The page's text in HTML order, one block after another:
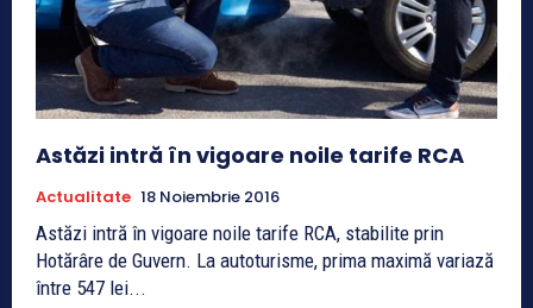
Astăzi intră în vigoare noile tarife RCA
Actualitate 18 Noiembrie 2016
Astăzi intră în vigoare noile tarife RCA, stabilite prin
Hotărâre de Guvern. La autoturisme, prima maximă variază
între 547 lei...